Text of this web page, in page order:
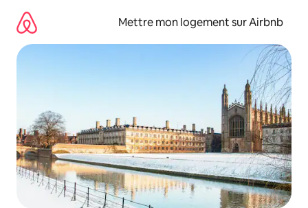
directement
contenu
Mettre mon logement sur Airbnb